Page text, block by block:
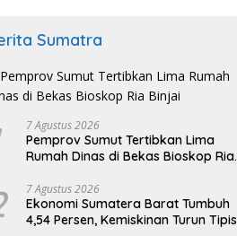
Sumatra
7 Agustus 2026
Pemprov Sumut Tertibkan Lima
Rumah Dinas di Bekas Bioskop Ria
7 Agustus 2026
Ekonomi Sumatera Barat Tumbuh
4,54 Persen, Kemiskinan Turun Tipis